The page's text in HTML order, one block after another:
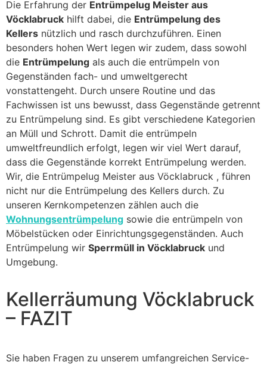
Die Erfahrung der Entrümpelug Meister aus
Vöcklabruck hilft dabei, die Entrümpelung des
Kellers nützlich und rasch durchzuführen. Einen
besonders hohen Wert legen wir zudem, dass sowohl
die Entrümpelung als auch die entrümpeln von
Gegenständen fach- und umweltgerecht
vonstattengeht. Durch unsere Routine und das
Fachwissen ist uns bewusst, dass Gegenstände getrennt
zu Entrümpelung sind. Es gibt verschiedene Kategorien
an Müll und Schrott. Damit die entrümpeln
umweltfreundlich erfolgt, legen wir viel Wert darauf,
dass die Gegenstände korrekt Entrümpelung werden.
Wir, die Entrümpelug Meister aus Vöcklabruck , führen
nicht nur die Entrümpelung des Kellers durch. Zu
unseren Kernkompetenzen zählen auch die
Wohnungsentrümpelung sowie die entrümpeln von
Möbelstücken oder Einrichtungsgegenständen. Auch
Entrümpelung wir Sperrmüll in Vöcklabruck und
Umgebung.
Kellerräumung Vöcklabruck
– FAZIT
Sie haben Fragen zu unserem umfangreichen Service-